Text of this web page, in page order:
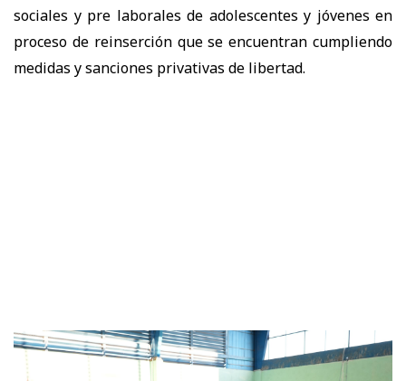
sociales y pre laborales de adolescentes y jóvenes en
proceso de reinserción que se encuentran cumpliendo
medidas y sanciones privativas de libertad.